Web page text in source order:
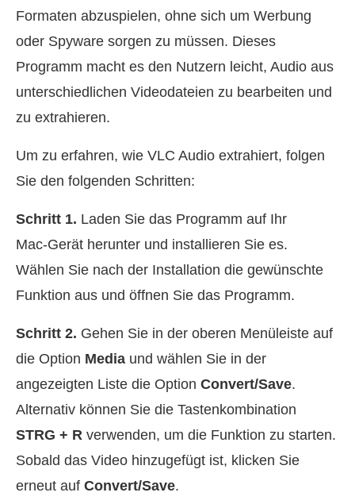
Formaten abzuspielen, ohne sich um Werbung
oder Spyware sorgen zu müssen. Dieses
Programm macht es den Nutzern leicht, Audio aus
unterschiedlichen Videodateien zu bearbeiten und
zu extrahieren.
Um zu erfahren, wie VLC Audio extrahiert, folgen
Sie den folgenden Schritten:
Schritt 1. Laden Sie das Programm auf Ihr
Mac‑Gerät herunter und installieren Sie es.
Wählen Sie nach der Installation die gewünschte
Funktion aus und öffnen Sie das Programm.
Schritt 2. Gehen Sie in der oberen Menüleiste auf
die Option Media und wählen Sie in der
angezeigten Liste die Option Convert/Save.
Alternativ können Sie die Tastenkombination
STRG + R verwenden, um die Funktion zu starten.
Sobald das Video hinzugefügt ist, klicken Sie
erneut auf Convert/Save.